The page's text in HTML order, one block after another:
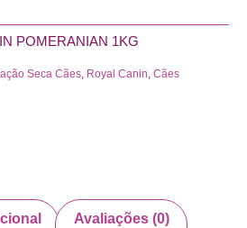
POMERANIAN 1KG
Seca Cães Royal Canin Cães
Avaliações (0)